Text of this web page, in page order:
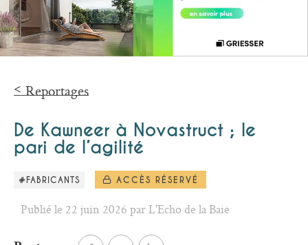
Reportages
De Kawneer à Novastruct ; le
pari de l’agilité
#FABRICANTS ACCÈS RÉSERVÉ
Publié le 22 juin 2026 par L'Echo de la Baie